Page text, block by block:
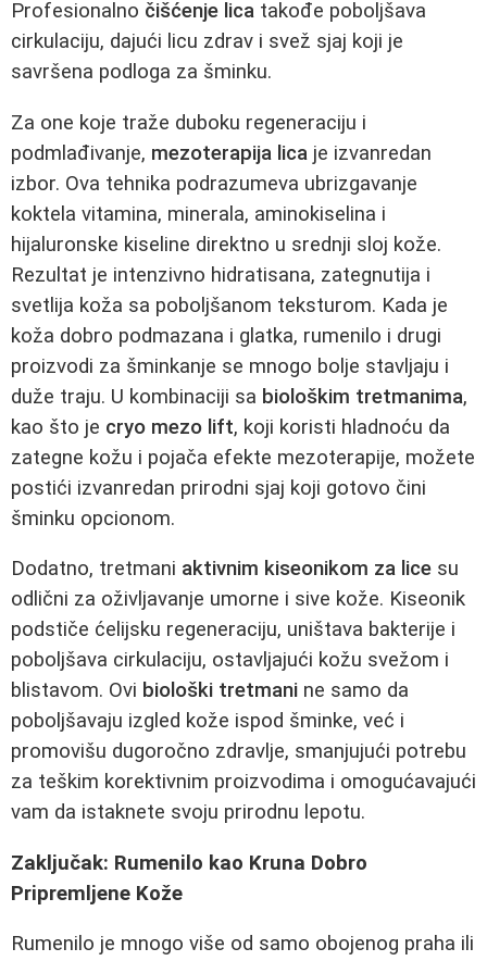
Profesionalno čišćenje lica takođe poboljšava
cirkulaciju, dajući licu zdrav i svež sjaj koji je
savršena podloga za šminku.
Za one koje traže duboku regeneraciju i
podmlađivanje, mezoterapija lica je izvanredan
izbor. Ova tehnika podrazumeva ubrizgavanje
koktela vitamina, minerala, aminokiselina i
hijaluronske kiseline direktno u srednji sloj kože.
Rezultat je intenzivno hidratisana, zategnutija i
svetlija koža sa poboljšanom teksturom. Kada je
koža dobro podmazana i glatka, rumenilo i drugi
proizvodi za šminkanje se mnogo bolje stavljaju i
duže traju. U kombinaciji sa biološkim tretmanima,
kao što je cryo mezo lift, koji koristi hladnoću da
zategne kožu i pojača efekte mezoterapije, možete
postići izvanredan prirodni sjaj koji gotovo čini
šminku opcionom.
Dodatno, tretmani aktivnim kiseonikom za lice su
odlični za oživljavanje umorne i sive kože. Kiseonik
podstiče ćelijsku regeneraciju, uništava bakterije i
poboljšava cirkulaciju, ostavljajući kožu svežom i
blistavom. Ovi biološki tretmani ne samo da
poboljšavaju izgled kože ispod šminke, već i
promovišu dugoročno zdravlje, smanjujući potrebu
za teškim korektivnim proizvodima i omogućavajući
vam da istaknete svoju prirodnu lepotu.
Zaključak: Rumenilo kao Kruna Dobro
Pripremljene Kože
Rumenilo je mnogo više od samo obojenog praha ili